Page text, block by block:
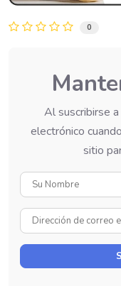
0
Al suscribirse
electrónico
sitio